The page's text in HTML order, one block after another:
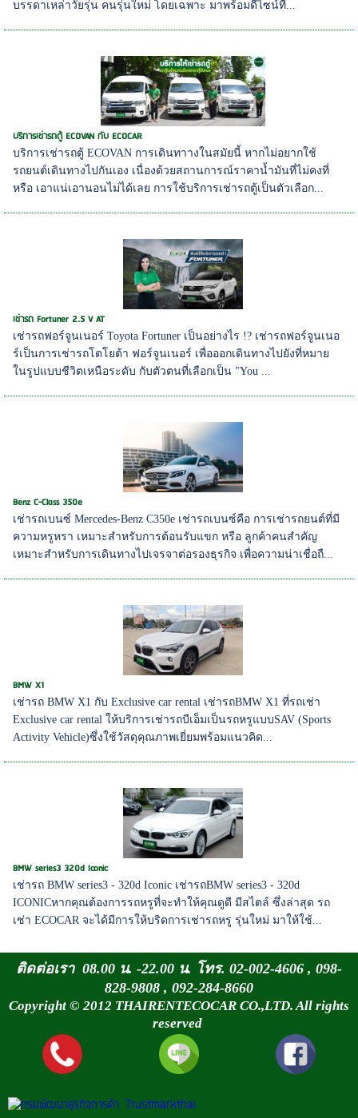
บรรดาเหล่าวัยรุ่น คนรุ่นใหม่ โดยเฉพาะ มาพร้อมดีไซน์ที่...
บริการเช่ารถตู้ ECOVAN กับ ECOCAR
บริการเช่ารถตู้ ECOVAN การเดินทาางในสมัยนี้ หากไม่อยากใช้
รถยนต์เดินทางไปกันเอง เนื่องด้วยสถานการณ์ราคาน้ำมันที่ไม่คงที่
หรือ เอาแน่เอานอนไม่ได้เลย การใช้บริการเช่ารถตู้เป็นตัวเลือก...
เช่ารถ Fortuner 2.5 V AT
เช่ารถฟอร์จูนเนอร์ Toyota Fortuner เป็นอย่างไร !? เช่ารถฟอร์จูนเนอ
ร์เป็นการเช่ารถโตโยต้า ฟอร์จูนเนอร์ เพื่อออกเดินทางไปยังที่หมาย
ในรูปแบบชีวิตเหนือระดับ กับตัวตนที่เลือกเป็น "You ...
Benz C-Class 350e
เช่ารถเบนซ์ Mercedes-Benz C350e เช่ารถเบนซ์คือ การเช่ารถยนต์ที่มี
ความหรูหรา เหมาะสำหรับการต้อนรับแขก หรือ ลูกค้าคนสำคัญ
เหมาะสำหรับการเดินทางไปเจรจาต่อรองธุรกิจ เพื่อความน่าเชื่อถื...
BMW X1
เช่ารถ BMW X1 กับ Exclusive car rental เช่ารถBMW X1 ที่รถเช่า
Exclusive car rental ให้บริการเช่ารถบีเอ็มเป็นรถหรูแบบSAV (Sports
Activity Vehicle)ซึ่งใช้วัสดุคุณภาพเยี่ยมพร้อมแนวคิด...
BMW series3 320d Iconic
เช่ารถ BMW series3 - 320d Iconic เช่ารถBMW series3 - 320d
ICONICหากคุณต้องการรถหรูที่จะทำให้คุณดูดี มีสไตล์ ซึ่งล่าสุด รถ
เช่า ECOCAR จะได้มีการให้บริดการเช่ารถหรู รุ่นใหม่ มาให้ใช้...
ติดต่อเรา 08.00 น. -22.00 น. โทร. 02-002-4606 , 098-
828-9808 , 092-284-8660
Copyright © 2012 THAIRENTECOCAR CO.,LTD. All rights
reserved